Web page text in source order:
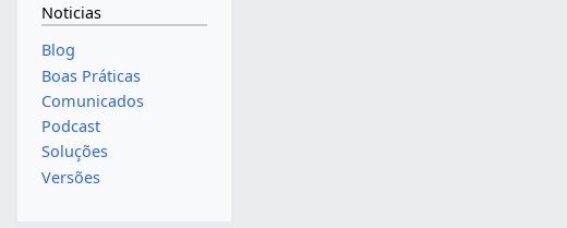
Noticias
Blog
Boas Práticas
Comunicados
Podcast
Soluções
Versões